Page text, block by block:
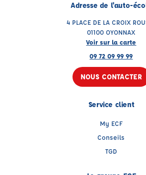
Adresse de l'auto-
4 PLACE DE LA CROIX
01100 OYONNAX
Voir sur la carte
09 72 09 99 99
NOUS CONTACTER
Service client
My ECF
Conseils
TGD